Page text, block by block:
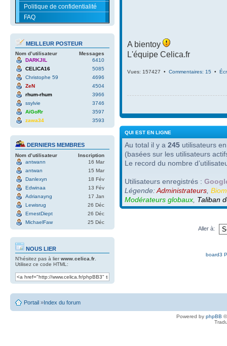
Politique de confidentialité
FAQ
MEILLEUR POSTEUR
Nom d’utilisateur
Messages
DARKJIL
6410
CELICA16
5085
Christophe 59
4696
ZeN
4504
rhum-rhum
3966
ssylvie
3746
AïGoRr
3597
zawa34
3593
DERNIERS MEMBRES
Nom d’utilisateur
Inscription
antwann
16 Mar
antwan
15 Mar
Danlexyn
18 Fév
Edwinaa
13 Fév
Adrianayng
17 Jan
Lewisrug
26 Déc
ErnestDiept
26 Déc
MichaelFaw
25 Déc
NOUS LIER
N'hésitez pas à lierwww.celica.fr
Utilisez ce code HTML:
A bientoy
L'équipe Celica.fr
Vues: 157427 • Commentaires: 15 •
QUI EST EN LIGNE
Au total il y a 245 utilisateurs
(basées sur les utilisateurs
Le record du nombre
Utilisateurs enregistrés :
Légende:Administrateurs
Modérateurs globaux Taliban
Aller à:
board3
Portail »Index du forum
Powered by phpBB